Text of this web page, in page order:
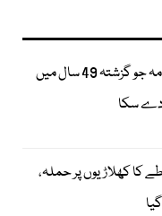
عبداللہ شفیق کا وہ کارنامہ جو گزشتہ 49 سال میں
دے سکا
کا کھلاڑیوں پر حملہ،